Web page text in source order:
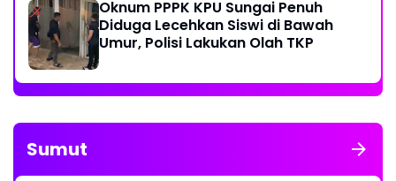
Oknum PPPK KPU Sungai Penuh
Diduga Lecehkan Siswi di Bawah
Umur, Polisi Lakukan Olah TKP
Sumut